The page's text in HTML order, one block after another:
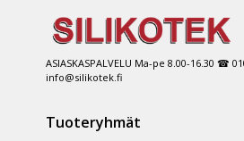
ASIASKASPALVELU Ma-pe 8.00-16.30 ☎
info@silikotek.fi
Tuoteryhmät